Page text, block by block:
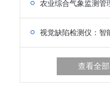
查看全部